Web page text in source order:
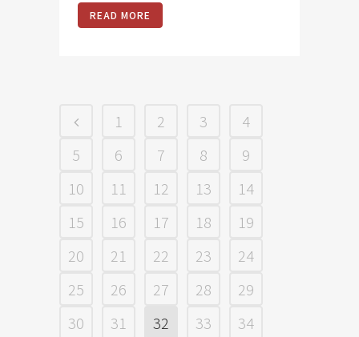
READ MORE
1 2 3
4
5
6 7 8
9
10
11 12 13
14
15
16 17 18
19
20
21 22 23
24
25
26 27 28
29
30
31 32 33
34